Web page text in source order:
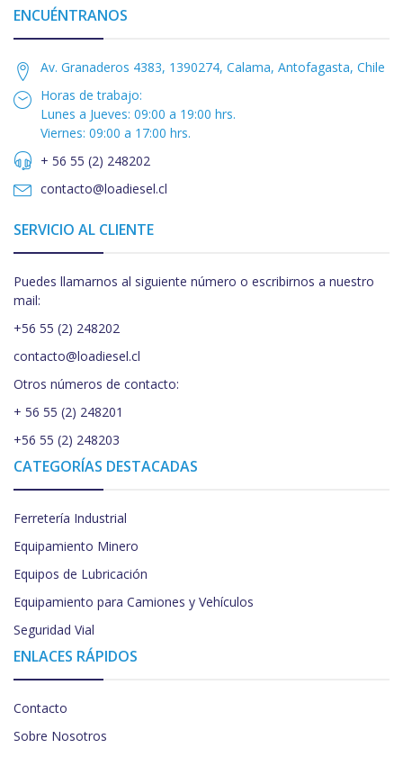
ENCUÉNTRANOS
Av. Granaderos 4383, 1390274, Calama, Antofagasta, Chile
Horas de trabajo:
Lunes a Jueves: 09:00 a 19:00 hrs.
Viernes: 09:00 a 17:00 hrs.
+ 56 55 (2) 248202
contacto@loadiesel.cl
SERVICIO AL CLIENTE
Puedes llamarnos al siguiente número o escribirnos a nuestro
mail:
+56 55 (2) 248202
contacto@loadiesel.cl
Otros números de contacto:
+ 56 55 (2) 248201
+56 55 (2) 248203
CATEGORÍAS DESTACADAS
Ferretería Industrial
Equipamiento Minero
Equipos de Lubricación
Equipamiento para Camiones y Vehículos
Seguridad Vial
ENLACES RÁPIDOS
Contacto
Sobre Nosotros